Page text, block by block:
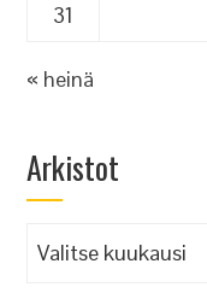
31
« heinä
Arkistot
Arkistot